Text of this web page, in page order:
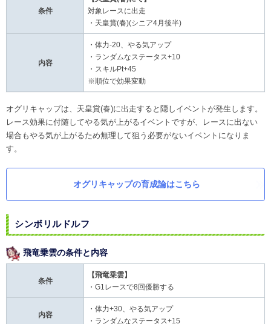
条件
対象レースに出走
・天皇賞(春)(シニア4月後半)
内容
・体力-20、やる気アップ
・ランダムなステータス+10
・スキルPt+45
※順位で効果変動
オグリキャップは、天皇賞(春)に出走すると隠しイベントが発生します。
レース効果に付随してやる気が上がるイベントですが、レースに出ない
場合もやる気が上がるため無理して狙う必要がないイベントになりま
す。
オグリキャップの育成論はこちら
シンボリルドルフ
飛竜乗雲の条件と内容
条件
【飛竜乗雲】
・G1レースで8回優勝する
内容
・体力+30、やる気アップ
・ランダムなステータス+15